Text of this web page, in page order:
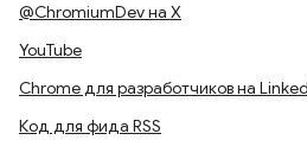
@ChromiumDev на X
YouTube
Chrome для разработчиков на
Код для фида RSS